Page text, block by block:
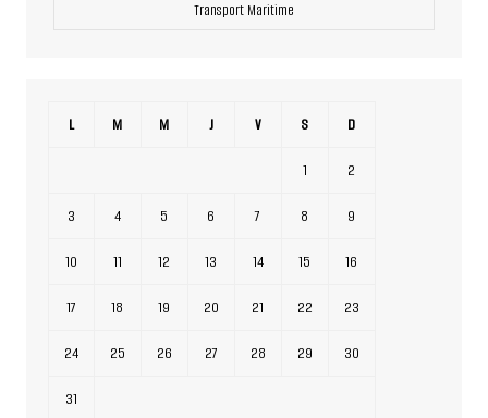
Transport Maritime
L M M J V S D
1 2
3 4 5 6 7 8 9
10 11 12 13 14 15 16
17 18 19 20 21 22 23
24 25 26 27 28 29 30
31